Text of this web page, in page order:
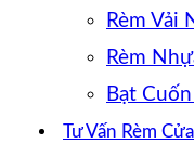
Rèm Vải
Rèm
Bạt
Tư Vấn Rèm Cửa